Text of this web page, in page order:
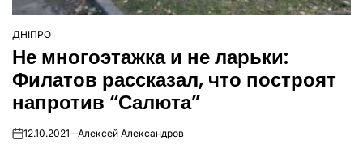
ОПУБЛІКУВАТИ
У
ДНІПРО
Не многоэтажка и не ларьки:
Филатов рассказал, что построят
напротив “Салюта”
on12.10.2021 Алексей Александров